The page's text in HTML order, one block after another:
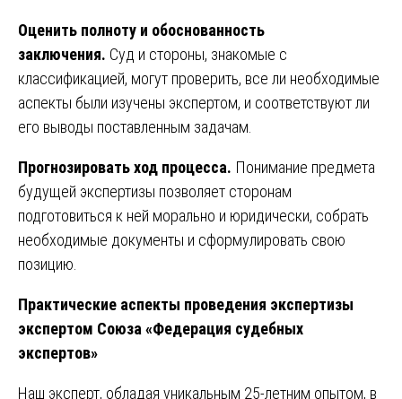
Оценить полноту и обоснованность
заключения. Суд и стороны, знакомые с
классификацией, могут проверить, все ли необходимые
аспекты были изучены экспертом, и соответствуют ли
его выводы поставленным задачам.
Прогнозировать ход процесса. Понимание предмета
будущей экспертизы позволяет сторонам
подготовиться к ней морально и юридически, собрать
необходимые документы и сформулировать свою
позицию.
Практические аспекты проведения экспертизы
экспертом Союза «Федерация судебных
экспертов»
Наш эксперт, обладая уникальным 25-летним опытом, в